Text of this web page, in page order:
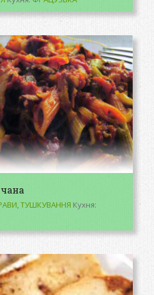
,ТУШКУВАННЯ Кухня: